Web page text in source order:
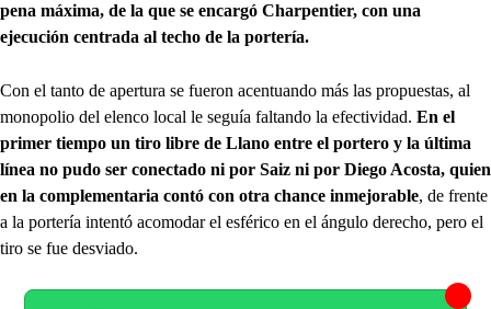
pena máxima, de la que se encargó Charpentier, con una
ejecución centrada al techo de la portería.
Con el tanto de apertura se fueron acentuando más las propuestas, al
monopolio del elenco local le seguía faltando la efectividad. En el
primer tiempo un tiro libre de Llano entre el portero y la última
línea no pudo ser conectado ni por Saiz ni por Diego Acosta, quien
en la complementaria contó con otra chance inmejorable, de frente
a la portería intentó acomodar el esférico en el ángulo derecho, pero el
tiro se fue desviado.